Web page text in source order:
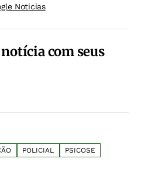
Noticias
com seus
POLICIAL
PSICOSE